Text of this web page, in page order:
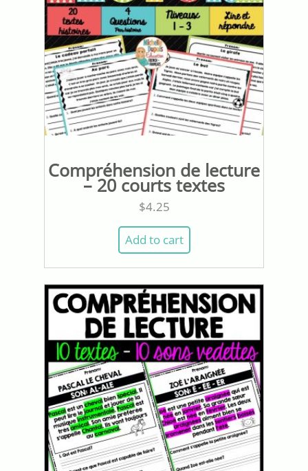
Compréhension de lecture
– 20 courts textes
$4.25
Add to cart